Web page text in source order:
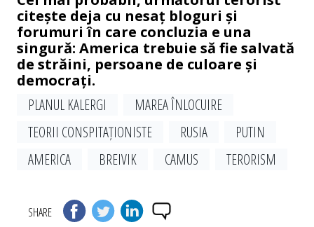
citește deja cu nesaț bloguri și
forumuri în care concluzia e una
singură: America trebuie să fie salvată
de străini, persoane de culoare și
democrați.
PLANUL KALERGI
MAREA ÎNLOCUIRE
TEORII CONSPITAȚIONISTE
RUSIA
PUTIN
AMERICA
BREIVIK CAMUS TERORISM
SHARE